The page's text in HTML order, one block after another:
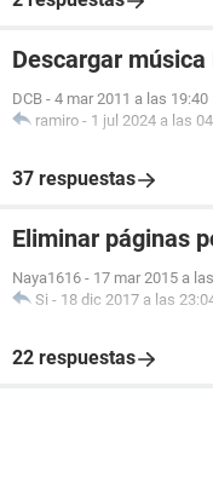
Descargar
DCB - 4 mar 2011 a las 19:40
ramiro - 1 jul 2024 a las
37 respuestas
Eliminar páginas
Naya1616 - 17 mar 2015 a
Si - 18 dic 2017 a las
22 respuestas